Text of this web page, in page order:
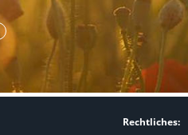
Rechtliches: